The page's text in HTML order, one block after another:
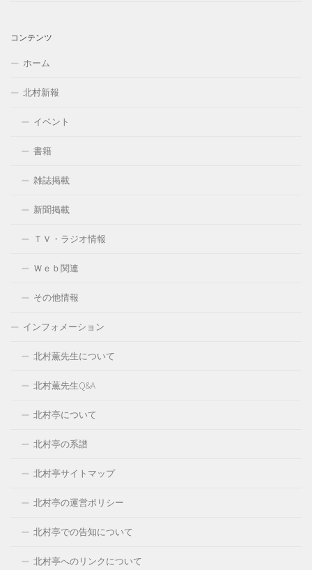
コンテンツ
ホーム
北村新報
イベント
書籍
雑誌掲載
新聞掲載
ＴＶ・ラジオ情報
Ｗｅｂ関連
その他情報
インフォメーション
北村薫先生について
北村薫先生Q&A
北村亭について
北村亭の系譜
北村亭サイトマップ
北村亭の運営ポリシー
北村亭での告知について
北村亭へのリンクについて